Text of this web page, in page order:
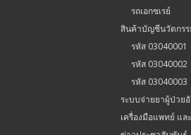
รถเอกซเรย์
สินค้าบัญชีนวัตกรร
รหัส 03040001
รหัส 03040002
รหัส 03040003
ระบบจ่ายยาผู้ป่วย
เครื่องมือแพทย์ แ